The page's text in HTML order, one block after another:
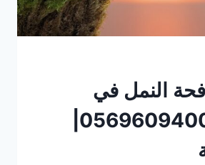
النمل في